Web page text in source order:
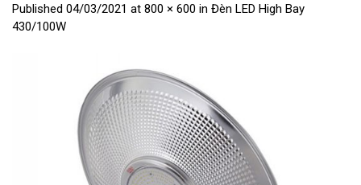
Published 04/03/2021 at 800 × 600 in Đèn LED High Bay
430/100W